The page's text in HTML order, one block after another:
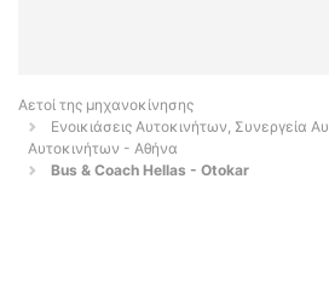
Αετοί της μηχανοκίνησης
Ενοικιάσεις Αυτοκινήτων, Συνεργεία
Αυτοκινήτων - Αθήνα
Bus & Coach Hellas - Otokar